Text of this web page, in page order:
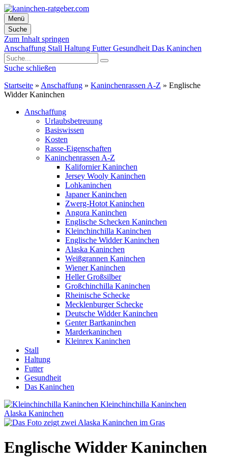
Menü
Suche
Zum Inhalt springen
Anschaffung Stall Haltung FutterGesundheit Das Kaninchen
Suche schließen
Startseite » Anschaffung » Kaninchenrassen A-Z » Englische
Widder Kaninchen
Anschaffung
Urlaubsbetreuung
Basiswissen
Kosten
Rasse-Eigenschaften
Kaninchenrassen A-Z
Kalifornier Kaninchen
Jersey Wooly Kaninchen
Lohkaninchen
Japaner Kaninchen
Zwerg-Hotot Kaninchen
Angora Kaninchen
Englische Schecken Kaninchen
Kleinchinchilla Kaninchen
Englische Widder Kaninchen
Alaska Kaninchen
Weißgrannen Kaninchen
Wiener Kaninchen
Heller Großsilber
Großchinchilla Kaninchen
Rheinische Schecke
Mecklenburger Schecke
Deutsche Widder Kaninchen
Genter Bartkaninchen
Marderkaninchen
Kleinrex Kaninchen
Stall
Haltung
Futter
Gesundheit
Das Kaninchen
Kleinchinchilla Kaninchen
Alaska Kaninchen
Englische Widder Kaninchen